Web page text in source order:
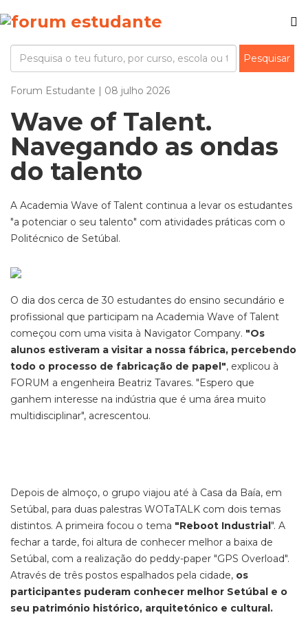
Forum Estudante | 08 julho 2026
Wave of Talent.
Navegando as ondas
do talento
A Academia Wave of Talent continua a levar os estudantes
"a potenciar o seu talento" com atividades práticas com o
Politécnico de Setúbal.
O dia dos cerca de 30 estudantes do ensino secundário e
profissional que participam na Academia Wave of Talent
começou com uma visita à Navigator Company. "Os
alunos estiveram a visitar a nossa fábrica, percebendo
todo o processo de fabricação de papel", explicou à
FORUM a engenheira Beatriz Tavares. "Espero que
ganhem interesse na indústria que é uma área muito
multidisciplinar", acrescentou.
Depois de almoço, o grupo viajou até à Casa da Baía, em
Setúbal, para duas palestras WOTaTALK com dois temas
distintos. A primeira focou o tema "Reboot Industrial". A
fechar a tarde, foi altura de conhecer melhor a baixa de
Setúbal, com a realização do peddy-paper "GPS Overload".
Através de três postos espalhados pela cidade, os
participantes puderam conhecer melhor Setúbal e o
seu património histórico, arquitetónico e cultural.